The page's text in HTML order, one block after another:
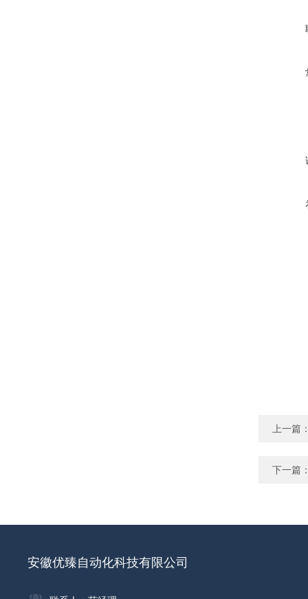
上一篇
下一篇
安徽优臻自动化科技有限公司